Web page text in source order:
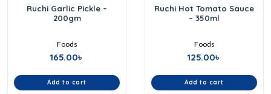
0
out
Ruchi Garlic Pickle –
200gm
Foods
165.00৳
Add to cart
0
out
Ruchi Hot Tomato Sauce
– 350ml
Foods
125.00৳
Add to cart